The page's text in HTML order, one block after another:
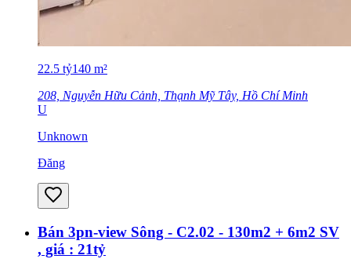
22.5 tỷ140 m²
208, Nguyễn Hữu Cảnh, Thạnh Mỹ Tây, Hồ Chí Minh
U
Unknown
Đăng
Bán 3pn-view Sông - C2.02 - 130m2 + 6m2 SV
, giá : 21tỷ